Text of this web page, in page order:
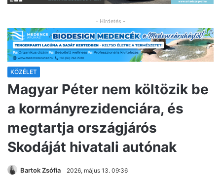
- Hirdetés -
KÖZÉLET
Magyar Péter nem költözik be
a kormányrezidenciára, és
megtartja országjárós
Skodáját hivatali autónak
Bartok Zsófia 2026, május 13. 09:36